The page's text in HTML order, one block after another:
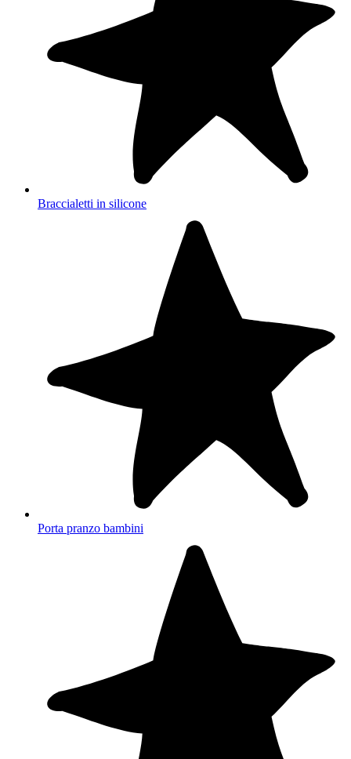
Braccialetti in silicone
Porta pranzo bambini